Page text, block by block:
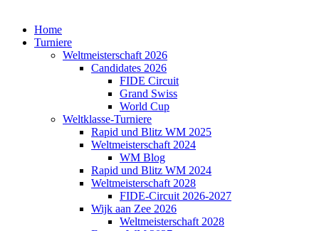
Home
Turniere
Weltmeisterschaft 2026
Candidates 2026
FIDE Circuit
Grand Swiss
World Cup
Weltklasse-Turniere
Rapid und Blitz WM 2025
Weltmeisterschaft 2024
WM Blog
Rapid und Blitz WM 2024
Weltmeisterschaft 2028
FIDE-Circuit 2026-2027
Wijk aan Zee 2026
Weltmeisterschaft 2028